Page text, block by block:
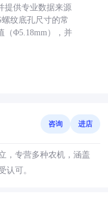
提供专业数据来源
螺纹底孔尺寸的常
（Φ5.18mm），并
咨询 进店
，专营多种农机，涵盖
认可。